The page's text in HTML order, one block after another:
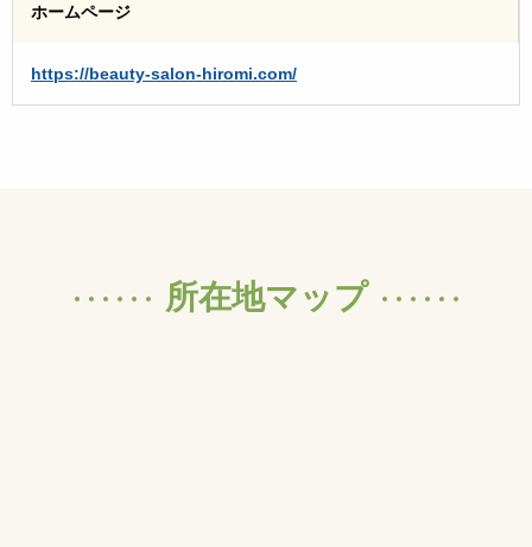
ホームページ
https://beauty-salon-hiromi.com/
所在地マップ